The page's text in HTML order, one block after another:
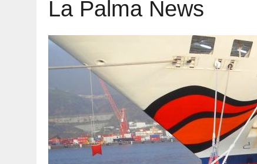
La Palma News